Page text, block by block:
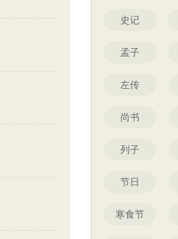
史记
孟子
左传
尚书
列子
节日
寒食节